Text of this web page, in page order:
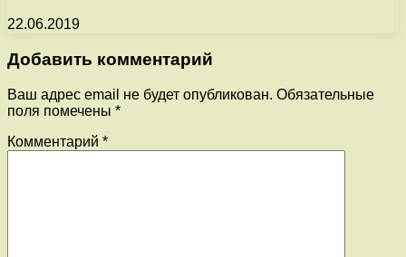
22.06.2019
Добавить комментарий
Ваш адрес email не будет опубликован. Обязательные
поля помечены *
Комментарий *